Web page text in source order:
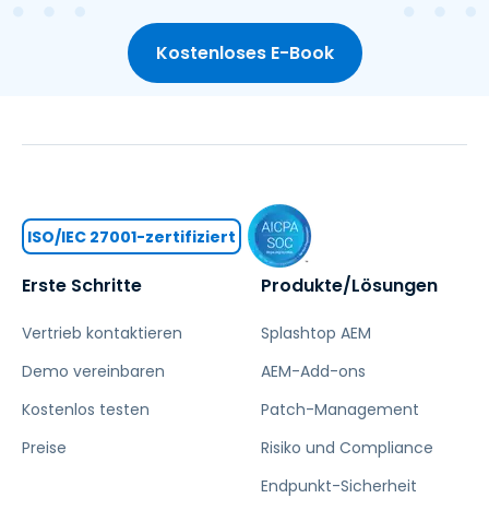
Kostenloses E-Book
Erste Schritte
Vertrieb kontaktieren
Demo vereinbaren
Kostenlos testen
Preise
Produkte/Lösungen
Splashtop AEM
AEM-Add-ons
Patch-Management
Risiko und Compliance
Endpunkt-Sicherheit
ISO/IEC 27001-zertifiziert